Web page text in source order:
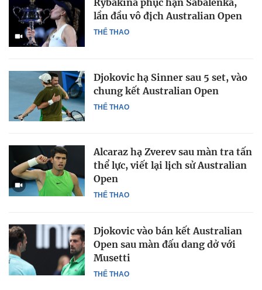
THỂ THAO
Rybakina phục hận Sabalenka,
lần đầu vô địch Australian Open
THỂ THAO
Djokovic hạ Sinner sau 5 set, vào
chung kết Australian Open
THỂ THAO
Alcaraz hạ Zverev sau màn tra tấn
thể lực, viết lại lịch sử Australian
Open
THỂ THAO
Djokovic vào bán kết Australian
Open sau màn đấu dang dở với
Musetti